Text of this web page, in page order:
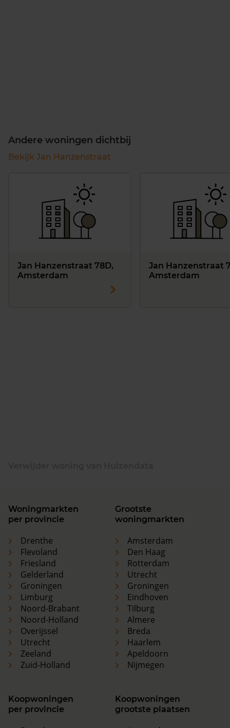
Andere woningen dichtbij
Bekijk Jan Hanzenstraat
Jan Hanzenstraat 78D,
Amsterdam
Jan Hanzenstraat
Amsterdam
Woningmarkten
per provincie
Drenthe
Flevoland
Friesland
Gelderland
Groningen
Limburg
Noord-Brabant
Noord-Holland
Overijssel
Utrecht
Zeeland
Zuid-Holland
Grootste
woningmarkten
Amsterdam
Den Haag
Rotterdam
Utrecht
Groningen
Eindhoven
Tilburg
Almere
Breda
Haarlem
Apeldoorn
Nijmegen
Koopwoningen
per provincie
Koopwoningen
grootste plaatsen